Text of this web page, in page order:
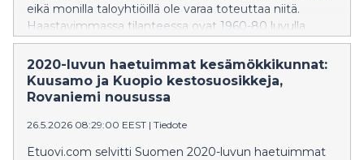
eikä monilla taloyhtiöillä ole varaa toteuttaa niitä.
Haastavimmassa tilanteessa ovat 1960-80 luvulla
rakennetut taloyhtiöt,
joilta puuttuu vielä putkiremontti.
2020-luvun haetuimmat kesämökkikunnat:
Kuusamo ja Kuopio kestosuosikkeja,
Rovaniemi nousussa
26.5.2026 08:29:00 EEST | Tiedote
Etuovi.com selvitti Suomen 2020-luvun haetuimmat